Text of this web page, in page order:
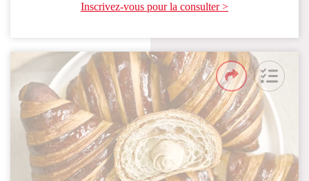
Inscrivez-vous pour la consulter >